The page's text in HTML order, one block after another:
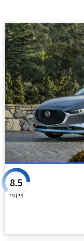
8.5
ציון גיר